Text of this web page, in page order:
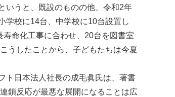
いうと、既設のものの他、令和2年
学校に14台、中学校に10台設置し
命化工事に合わせ、20台を図書室
うしたことから、子どもたちは今夏
ト日本法人社長の成毛眞氏は、著書
鎖反応が最悪な展開になることは広